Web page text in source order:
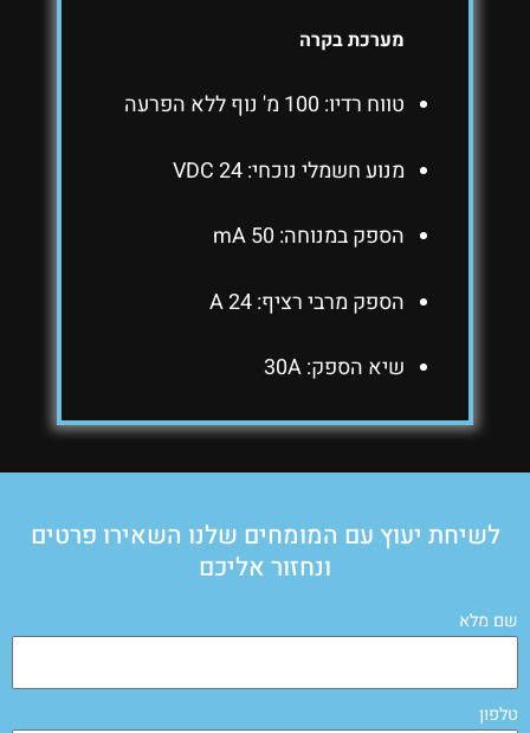
מערכת בקרה
טווח רדיו: 100 מ' נוף ללא הפרעה
מנוע חשמלי נוכחי: 24 VDC
הספק במנוחה: 50 mA
הספק מרבי רציף: 24 A
שיא הספק: 30A
לשיחת יעוץ עם המומחים שלנו השאירו פרטים
ונחזור אליכם
שם מלא
טלפון